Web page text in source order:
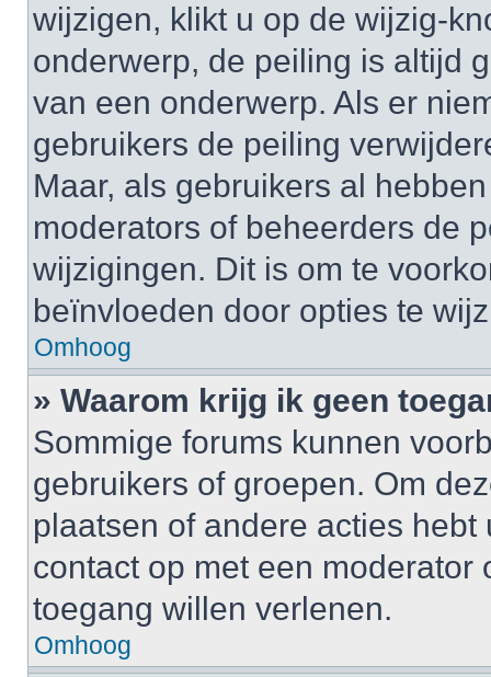
wijzigen, klikt u op de wijzig-
onderwerp, de peiling is altijd
van een onderwerp. Als er
gebruikers de peiling
Maar, als gebruikers al
moderators of beheerders de
wijzigingen. Dit is om te
beïnvloeden door opties te
Omhoog
» Waarom krijg ik geen
Sommige forums kunnen
gebruikers of groepen. Om
plaatsen of andere acties
contact op met een
toegang willen verlenen.
Omhoog